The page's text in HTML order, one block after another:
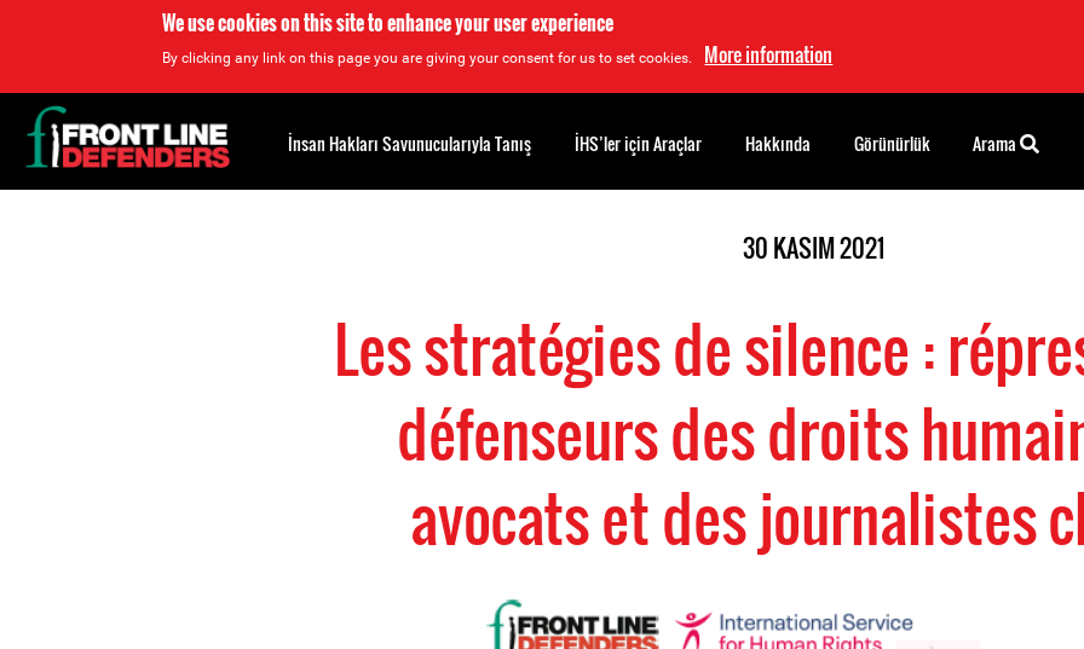
We use cookies on this site to enhance your user experience
By clicking any link on this page you are giving your consent for us to set cookies. More information
30 KASIM 2021
Les stratégies de silence :
défenseurs des droits
avocats et des journalistes
Back
to
top
İnsan Hakları Savunucularıyla Tanış İHS’ler için Araçlar Hakkında Görünürlük Arama